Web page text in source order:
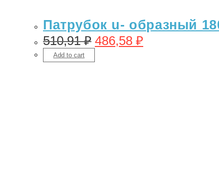
Патрубок u- образный
510,91₽ 486,58 ₽
Add to cart